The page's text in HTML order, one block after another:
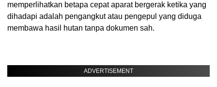
memperlihatkan betapa cepat aparat bergerak ketika yang
dihadapi adalah pengangkut atau pengepul yang diduga
membawa hasil hutan tanpa dokumen sah.
ADVERTISEMENT